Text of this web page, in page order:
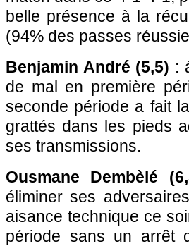
belle présence à la
(94% des passes
Benjamin André (5,5) :
de mal en première
seconde période a fait
grattés dans les pieds
ses transmissions.
Ousmane Dembèlé
éliminer ses
aisance technique ce
période sans un arrêt